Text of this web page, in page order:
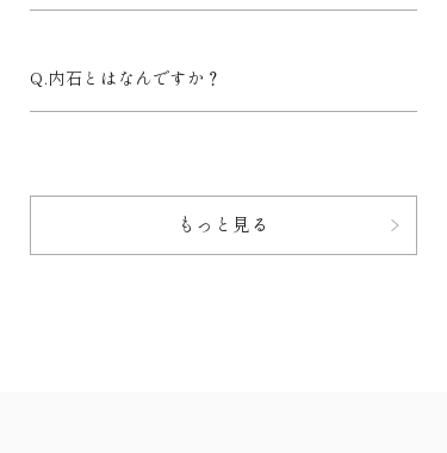
内石とはなんですか？
もっと見る